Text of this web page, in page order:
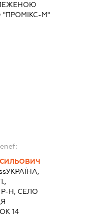
"ПРОМІКС-М"
УКРАЇНА,
Н, СЕЛО
14